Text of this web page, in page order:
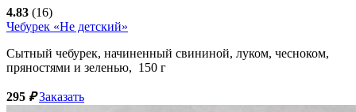
4.83 (16)
Чебурек «Не детский»
Сытный чебурек, начиненный свининой, луком, чесноком,
пряностями и зеленью, 150 г
295 ₽ Заказать